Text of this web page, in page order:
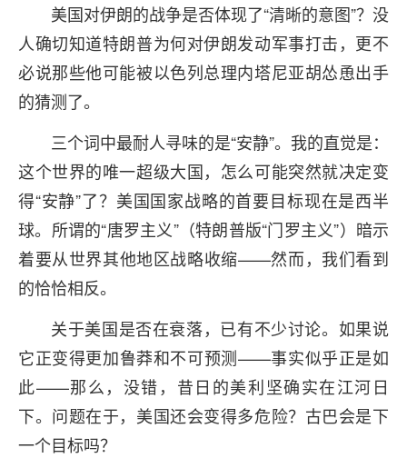
美国对伊朗的战争是否体现了“清晰的意图”？没
人确切知道特朗普为何对伊朗发动军事打击，更不
必说那些他可能被以色列总理内塔尼亚胡怂恿出手
的猜测了。
三个词中最耐人寻味的是“安静”。我的直觉是：
这个世界的唯一超级大国，怎么可能突然就决定变
得“安静”了？美国国家战略的首要目标现在是西半
球。所谓的“唐罗主义”（特朗普版“门罗主义”）暗示
着要从世界其他地区战略收缩——然而，我们看到
的恰恰相反。
关于美国是否在衰落，已有不少讨论。如果说
它正变得更加鲁莽和不可预测——事实似乎正是如
此——那么，没错，昔日的美利坚确实在江河日
下。问题在于，美国还会变得多危险？古巴会是下
一个目标吗？